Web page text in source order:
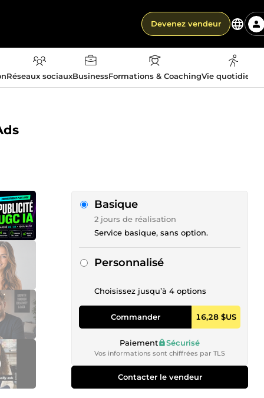
Devenez vendeur
Réseaux sociauxBusinessFormations & CoachingVie
Basique
2 jours de réalisation
Service basique, sans option.
Personnalisé
Choisissez jusqu’à 4 options
Commander 16,28 $US
Paiement Sécurisé
Vos informations sont chiffrées par TLS
Contacter le vendeur